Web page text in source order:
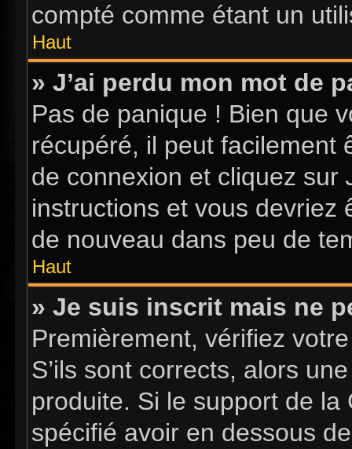
compté comme étant un
Haut
» J’ai perdu mon mot de
Pas de panique ! Bien que
récupéré, il peut facilement
de connexion et cliquez sur
instructions et vous devriez
de nouveau dans peu de
Haut
» Je suis inscrit mais ne
Premièrement, vérifiez
S’ils sont corrects, alors
produite. Si le support de la
spécifié avoir en dessous